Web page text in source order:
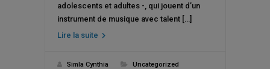
adolescents et adultes -, qui jouent d’un
instrument de musique avec talent […]
Lire la suite
Simla Cynthia
Uncategorized